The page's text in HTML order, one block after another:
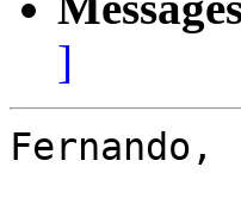
]
Fernando,